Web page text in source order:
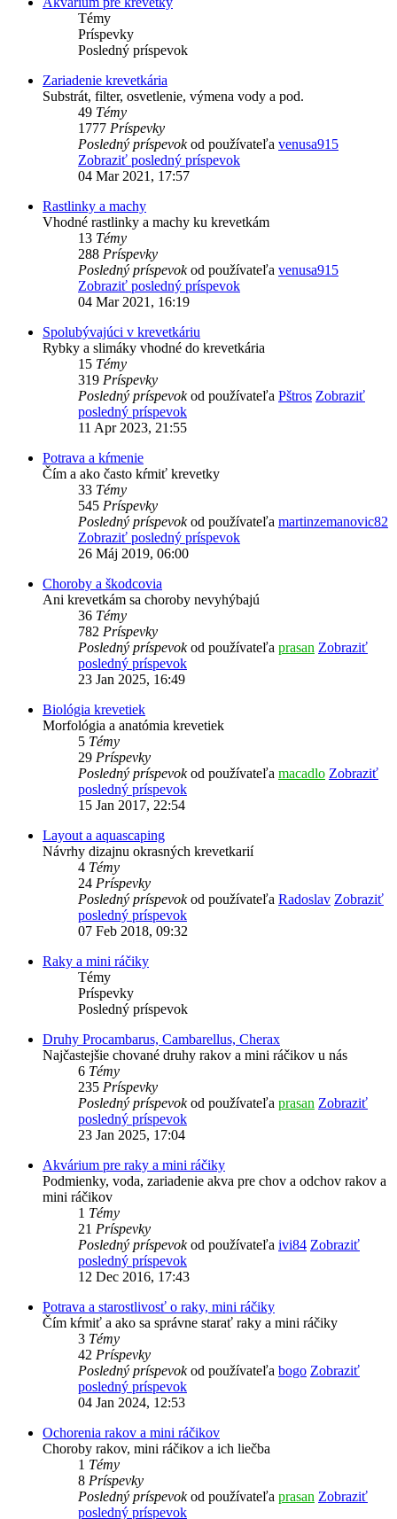
Témy
Príspevky
Posledný príspevok
Zariadenie krevetkária
Substrát, filter, osvetlenie, výmena vody a pod.
49 Témy
1777 Príspevky
Posledný príspevokod používateľa venusa915
Zobraziť posledný príspevok
04 Mar 2021, 17:57
Rastlinky a machy
Vhodné rastlinky a machy ku krevetkám
13 Témy
288 Príspevky
Posledný príspevokod používateľa venusa915
Zobraziť posledný príspevok
04 Mar 2021, 16:19
Spolubývajúci v krevetkáriu
Rybky a slimáky vhodné do krevetkária
15 Témy
319 Príspevky
Posledný príspevokod používateľa Pštros Zobraziť
posledný príspevok
11 Apr 2023, 21:55
Potrava a kŕmenie
Čím a ako často kŕmiť krevetky
33 Témy
545 Príspevky
Posledný príspevokod používateľa martinzemanovic82
Zobraziť posledný príspevok
26 Máj 2019, 06:00
Choroby a škodcovia
Ani krevetkám sa choroby nevyhýbajú
36 Témy
782 Príspevky
Posledný príspevokod používateľa prasan Zobraziť
posledný príspevok
23 Jan 2025, 16:49
Biológia krevetiek
Morfológia a anatómia krevetiek
5 Témy
29 Príspevky
Posledný príspevokod používateľa macadlo Zobraziť
posledný príspevok
15 Jan 2017, 22:54
Layout a aquascaping
Návrhy dizajnu okrasných krevetkarií
4 Témy
24 Príspevky
Posledný príspevokod používateľa Radoslav Zobraziť
posledný príspevok
07 Feb 2018, 09:32
Raky a mini ráčiky
Témy
Príspevky
Posledný príspevok
Druhy Procambarus, Cambarellus, Cherax
Najčastejšie chované druhy rakov a mini ráčikov u nás
6 Témy
235 Príspevky
Posledný príspevokod používateľa prasan Zobraziť
posledný príspevok
23 Jan 2025, 17:04
Akvárium pre raky a mini ráčiky
Podmienky, voda, zariadenie akva pre chov a odchov rakov a
mini ráčikov
1 Témy
21 Príspevky
Posledný príspevokod používateľa ivi84 Zobraziť
posledný príspevok
12 Dec 2016, 17:43
Potrava a starostlivosť o raky, mini ráčiky
Čím kŕmiť a ako sa správne starať raky a mini ráčiky
3 Témy
42 Príspevky
Posledný príspevokod používateľa bogo Zobraziť
posledný príspevok
04 Jan 2024, 12:53
Ochorenia rakov a mini ráčikov
Choroby rakov, mini ráčikov a ich liečba
1 Témy
8 Príspevky
Posledný príspevokod používateľa prasan Zobraziť
posledný príspevok